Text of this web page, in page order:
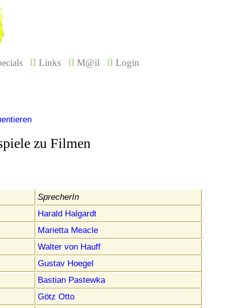
Links M@il Login
zu Filmen
SprecherIn
Harald Halgardt
Marietta Meacle
Walter von Hauff
Gustav Hoegel
Bastian Pastewka
Götz Otto